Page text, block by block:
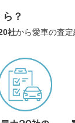
？
社から愛車の査